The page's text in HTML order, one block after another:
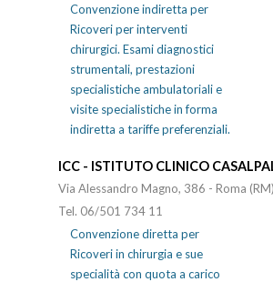
Convenzione indiretta per
Ricoveri per interventi
chirurgici. Esami diagnostici
strumentali, prestazioni
specialistiche ambulatoriali e
visite specialistiche in forma
indiretta a tariffe preferenziali.
ICC - ISTITUTO CLINICO
Via Alessandro Magno, 386 - Roma (RM)
Tel. 06/501 734 11
Convenzione diretta per
Ricoveri in chirurgia e sue
specialità con quota a carico